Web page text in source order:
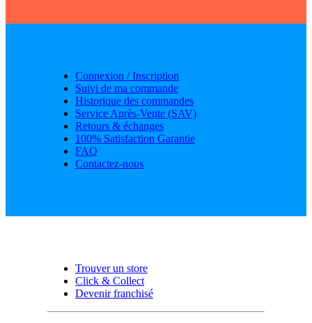
Connexion / Inscription
Suivi de ma commande
Historique des commandes
Service Après-Vente (SAV)
Retours & échanges
100% Satisfaction Garantie
FAQ
Contactez-nous
Trouver un store
Click & Collect
Devenir franchisé